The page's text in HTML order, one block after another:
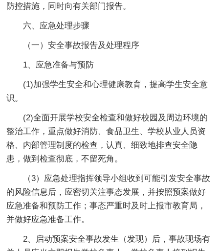
防控措施，同时向有关部门报告。
六、应急处理步骤
（一）安全事故报告及处理程序
1、应急准备与预防
(1)加强学生安全和心理健康教育，提高学生安全意
识。
(2)全面开展学校安全检查和做好校园及周边环境的
整治工作，重点做好消防、食品卫生、学校从业人员资
格、内部管理制度的检查，认真、细致地排查安全隐
患，做到检查彻底，不留死角。
（3）应急处理指挥领导小组收到可能引发安全事故
的风险信息后，应密切关注事态发展，并按照预案做好
应急准备和预防工作；事态严重时及时上报市教育局，
并做好应急准备工作。
2、启动预案安全事故发生（发现）后，事故现场有